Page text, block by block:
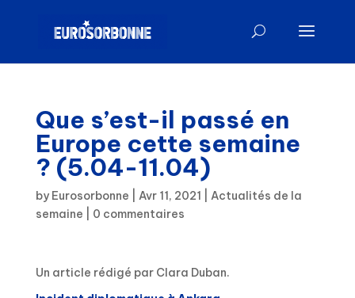
Que s’est-il passé en
Europe cette semaine
? (5.04-11.04)
by Eurosorbonne Avr 11, 2021
Actualités de la
semaine
0 commentaires
Un article rédigé par Clara Duban.